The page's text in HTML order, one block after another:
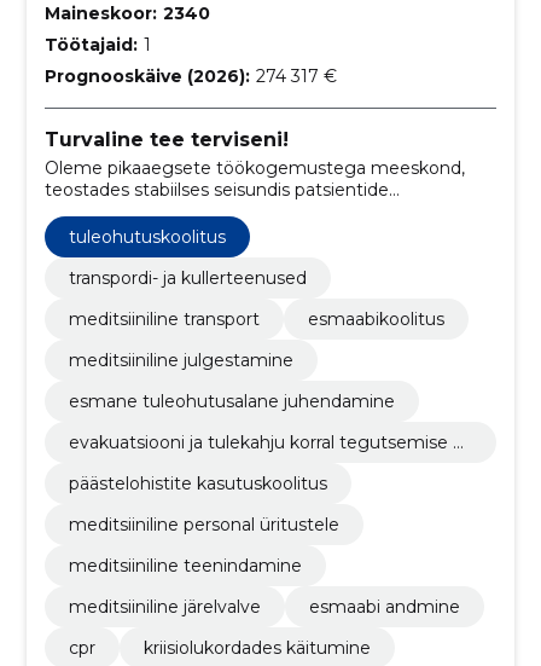
Maineskoor: 2340
Töötajaid: 1
Prognooskäive (2026): 274 317 €
Turvaline tee terviseni!
Oleme pikaaegsete töökogemustega meeskond,
teostades stabiilses seisundis patsientide
meditsiinilist transporti (haige transport) Eesti siseselt
kui ka EU riikides.
tuleohutuskoolitus
transpordi- ja kullerteenused
meditsiiniline transport
esmaabikoolitus
meditsiiniline julgestamine
esmane tuleohutusalane juhendamine
evakuatsiooni ja tulekahju korral tegutsemise õ
päästelohistite kasutuskoolitus
meditsiiniline personal üritustele
meditsiiniline teenindamine
meditsiiniline järelvalve
esmaabi andmine
cpr
kriisiolukordades käitumine